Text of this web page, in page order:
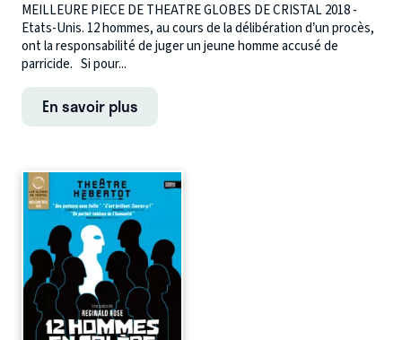
MEILLEURE PIECE DE THEATRE GLOBES DE CRISTAL 2018 -
Etats-Unis. 12 hommes, au cours de la délibération d’un procès,
ont la responsabilité de juger un jeune homme accusé de
parricide. Si pour...
En savoir plus